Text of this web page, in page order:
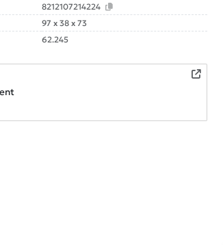
8212107214224
97 x 38 x 73
62.245